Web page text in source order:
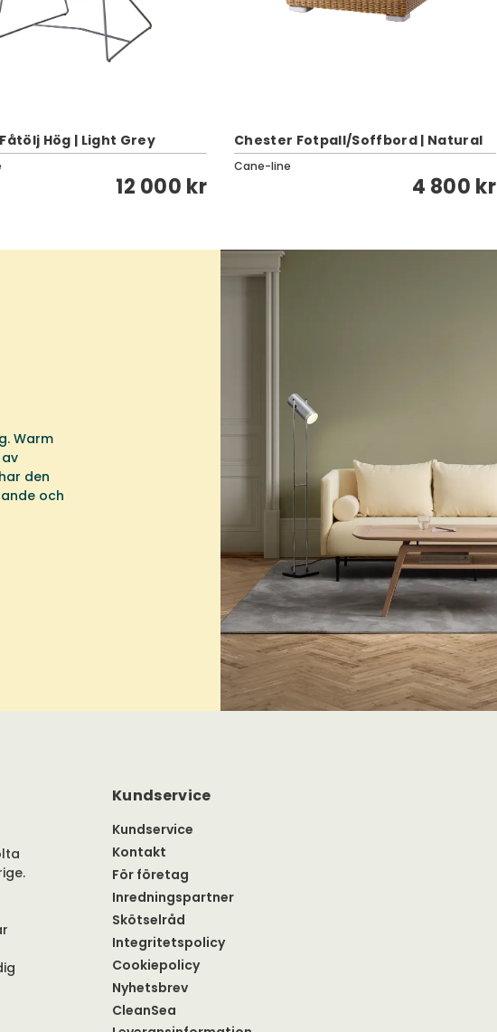
Hög | Light Grey
12 000 kr
Chester Fotpall/Soffbord | Natural
Cane-line
4 800 kr
Warm
den
och
Kundservice
Kundservice
Kontakt
För företag
Inredningspartner
Skötselråd
Integritetspolicy
Cookiepolicy
Nyhetsbrev
CleanSea